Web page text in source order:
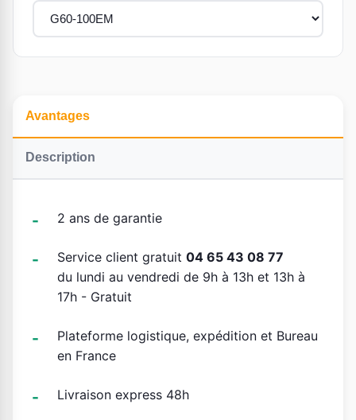
Avantages
Description
2 ans de garantie
Service client gratuit 04 65 43 08 77
du lundi au vendredi de 9h à 13h et 13h à
17h - Gratuit
Plateforme logistique, expédition et Bureau
en France
Livraison express 48h